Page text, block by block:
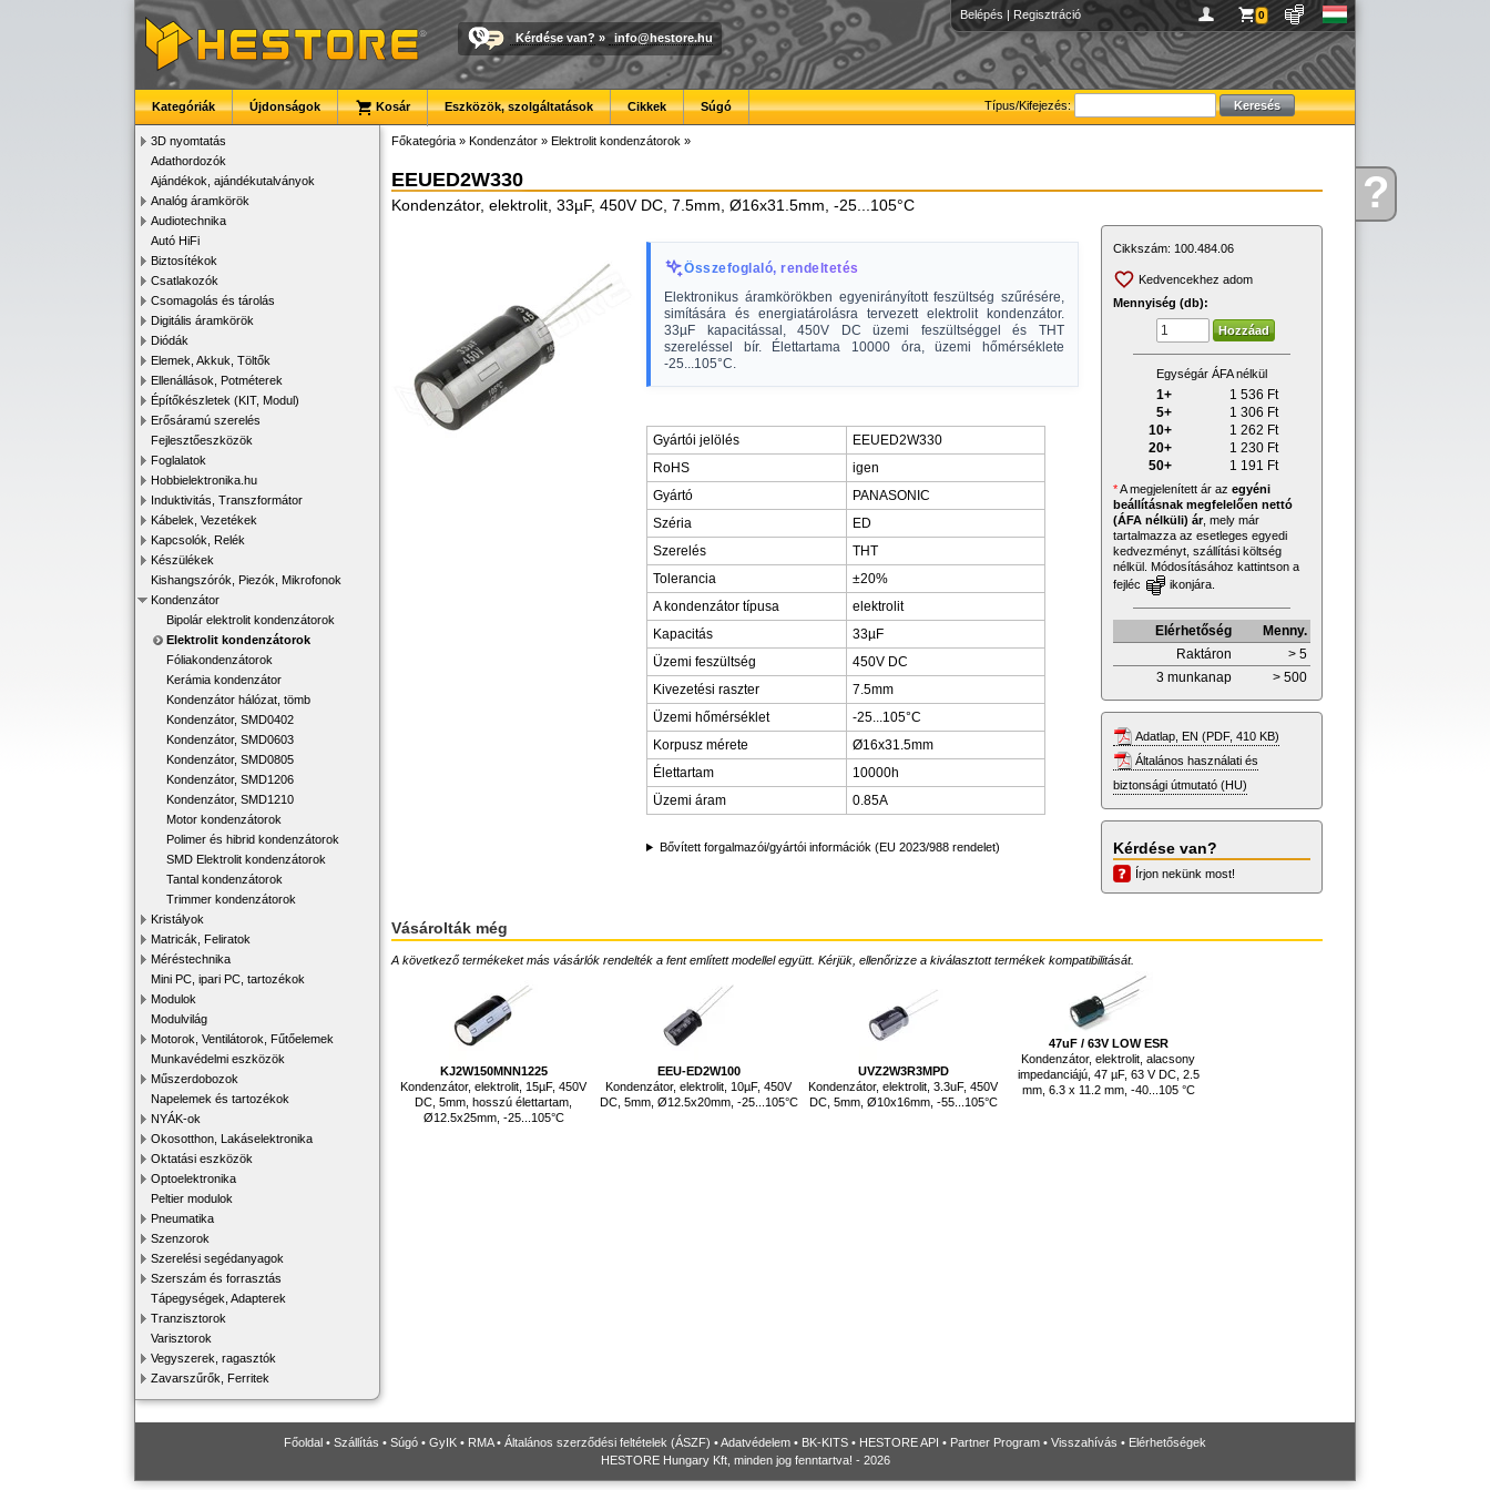
Kérdése?
Belépés | Regisztráció 0
Kérdése van? » info@hestore.hu
Típus/Kifejezés:
Kategóriák Újdonságok Kosár Eszközök, szolgáltatások Cikkek Súgó
3D nyomtatás
Adathordozók
Ajándékok, ajándékutalványok
Analóg áramkörök
Audiotechnika
Autó HiFi
Biztosítékok
Csatlakozók
Csomagolás és tárolás
Digitális áramkörök
Diódák
Elemek, Akkuk, Töltők
Ellenállások, Potméterek
Építőkészletek (KIT, Modul)
Erősáramú szerelés
Fejlesztőeszközök
Foglalatok
Hobbielektronika.hu
Induktivitás, Transzformátor
Kábelek, Vezetékek
Kapcsolók, Relék
Készülékek
Kishangszórók, Piezók, Mikrofonok
Kondenzátor
Bipolár elektrolit kondenzátorok
Elektrolit kondenzátorok
Fóliakondenzátorok
Kerámia kondenzátor
Kondenzátor hálózat, tömb
Kondenzátor, SMD0402
Kondenzátor, SMD0603
Kondenzátor, SMD0805
Kondenzátor, SMD1206
Kondenzátor, SMD1210
Motor kondenzátorok
Polimer és hibrid kondenzátorok
SMD Elektrolit kondenzátorok
Tantal kondenzátorok
Trimmer kondenzátorok
Kristályok
Matricák, Feliratok
Méréstechnika
Mini PC, ipari PC, tartozékok
Modulok
Modulvilág
Motorok, Ventilátorok, Fűtőelemek
Munkavédelmi eszközök
Műszerdobozok
Napelemek és tartozékok
NYÁK-ok
Okosotthon, Lakáselektronika
Oktatási eszközök
Optoelektronika
Peltier modulok
Pneumatika
Szenzorok
Szerelési segédanyagok
Szerszám és forrasztás
Tápegységek, Adapterek
Tranzisztorok
Varisztorok
Vegyszerek, ragasztók
Zavarszűrők, Ferritek
Főkategória » Kondenzátor » Elektrolit kondenzátorok »
EEUED2W330
Kondenzátor, elektrolit, 33µF, 450V DC, 7.5mm, Ø16x31.5mm, -25...105°C
Összefoglaló, rendeltetés
Elektronikus áramkörökben egyenirányított feszültség szűrésére,
simítására és energiatárolásra tervezett elektrolit kondenzátor.
33µF kapacitással, 450V DC üzemi feszültséggel és THT
szereléssel bír. Élettartama 10000 óra, üzemi hőmérséklete
-25...105°C.
Gyártói jelölés
EEUED2W330
RoHS
igen
Gyártó
PANASONIC
Széria
ED
Szerelés
THT
Tolerancia
±20%
A kondenzátor típusa
elektrolit
Kapacitás
33µF
Üzemi feszültség
450V DC
Kivezetési raszter
7.5mm
Üzemi hőmérséklet
-25...105°C
Korpusz mérete
Ø16x31.5mm
Élettartam
10000h
Üzemi áram
0.85A
Bővített forgalmazói/gyártói információk (EU 2023/988 rendelet)
Cikkszám: 100.484.06
Kedvencekhez adom
Mennyiség (db):
Egységár ÁFA nélkül
1+ 1 536 Ft
5+
1 306 Ft
10+
1 262 Ft
20+
1 230 Ft
50+
1 191 Ft
*A megjelenített ár az egyéni
beállításnak megfelelően nettó
(ÁFA nélküli) ár, mely már
tartalmazza az esetleges egyedi
kedvezményt, szállítási költség
nélkül. Módosításához kattintson a
fejléc
ikonjára.
Elérhetőség
Menny.
Raktáron
> 5
3 munkanap
> 500
Adatlap, EN (PDF, 410 KB)
Általános használati és
biztonsági útmutató (HU)
Kérdése van?
Írjon nekünk most!
Vásárolták még
A következő termékeket más vásárlók rendelték a fent említett modellel együtt. Kérjük, ellenőrizze a kiválasztott termékek kompatibilitását.
KJ2W150MNN1225
Kondenzátor, elektrolit, 15µF, 450V
DC, 5mm, hosszú élettartam,
Ø12.5x25mm, -25...105°C
EEU-ED2W100
Kondenzátor, elektrolit, 10µF, 450V
DC, 5mm, Ø12.5x20mm, -25...105°C
UVZ2W3R3MPD
Kondenzátor, elektrolit, 3.3uF, 450V
DC, 5mm, Ø10x16mm, -55...105°C
47uF / 63V LOW ESR
Kondenzátor, elektrolit, alacsony
impedanciájú, 47 µF, 63 V DC, 2.5
mm, 6.3 x 11.2 mm, -40...105 °C
Főoldal • Szállítás • Súgó • GyIK • RMA• Általános szerződési feltételek (ÁSZF) •Adatvédelem • BK-KITS • HESTORE API • Partner Program • Visszahívás • Elérhetőségek
HESTORE Hungary Kft, minden jog fenntartva! - 2026